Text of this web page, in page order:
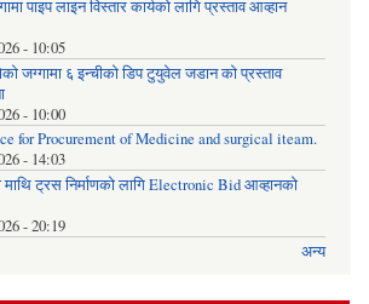
पाइप लाइन विस्तार कार्यको लागि प्रस्ताव आव्हान
- 10:05
जग्गामा ६ इन्चीको डिप टुयुवेल जडान को प्रस्ताव
- 10:00
for Procurement of Medicine and surgical iteam.
- 14:03
ट्रस निर्माणको लागि Electronic Bid आव्हानको
- 20:19
अन्य